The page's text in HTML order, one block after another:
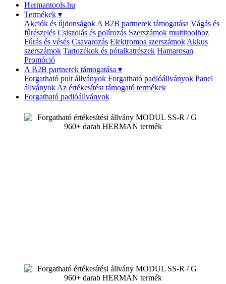
Hermantools.hu
Termékek ▾
Akciók és újdonságok A B2B partnerek támogatása Vágás és
fűrészelés Csiszolás és polírozás Szerszámok multitoolhoz
Fúrás és vésés Csavarozás Elektromos szerszámok Akkus
szerszámok Tartozékok és pótalkatrészek Hamarosan
Promóció
A B2B partnerek támogatása ▾
Forgatható pult állványok Forgatható padlóállványok Panel
állványok Az értékesítést támogató termékek
Forgatható padlóállványok